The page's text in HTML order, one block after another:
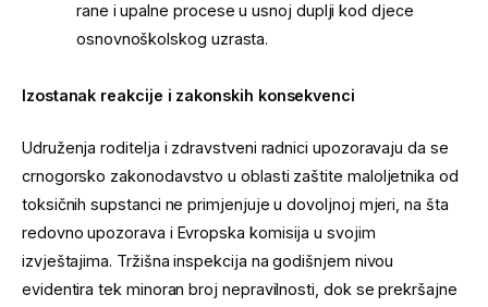
rane i upalne procese u usnoj duplji kod djece
osnovnoškolskog uzrasta.
Izostanak reakcije i zakonskih konsekvenci
Udruženja roditelja i zdravstveni radnici upozoravaju da se
crnogorsko zakonodavstvo u oblasti zaštite maloljetnika od
toksičnih supstanci ne primjenjuje u dovoljnoj mjeri, na šta
redovno upozorava i Evropska komisija u svojim
izvještajima. Tržišna inspekcija na godišnjem nivou
evidentira tek minoran broj nepravilnosti, dok se prekršajne